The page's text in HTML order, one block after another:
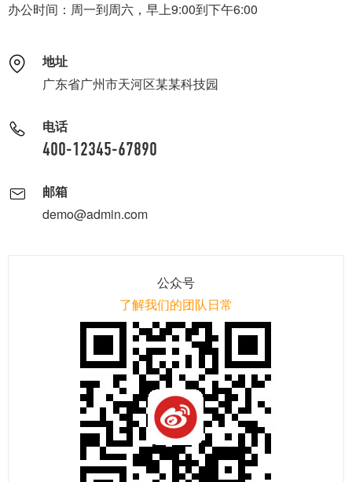
办公时间：周一到周六，早上9:00到下午6:00
地址
广东省广州市天河区某某科技园
电话
400-12345-67890
邮箱
demo@admin.com
公众号
了解我们的团队日常